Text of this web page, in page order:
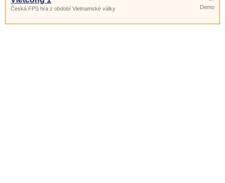
Česká FPS hra z období Vietnamské války
Demo